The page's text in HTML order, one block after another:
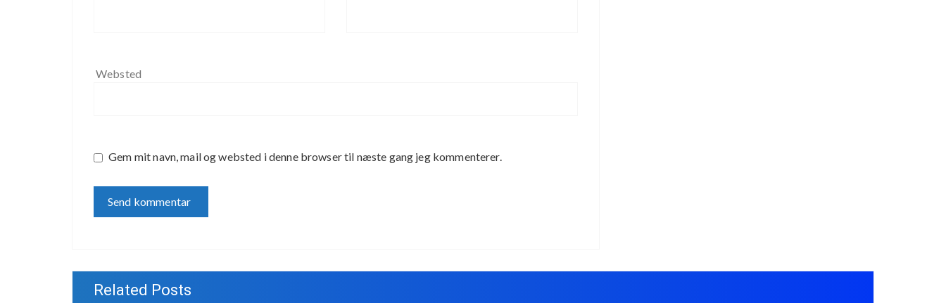
Websted
Gem mit navn, mail og websted i denne browser til næste gang jeg kommenterer.
Related Posts